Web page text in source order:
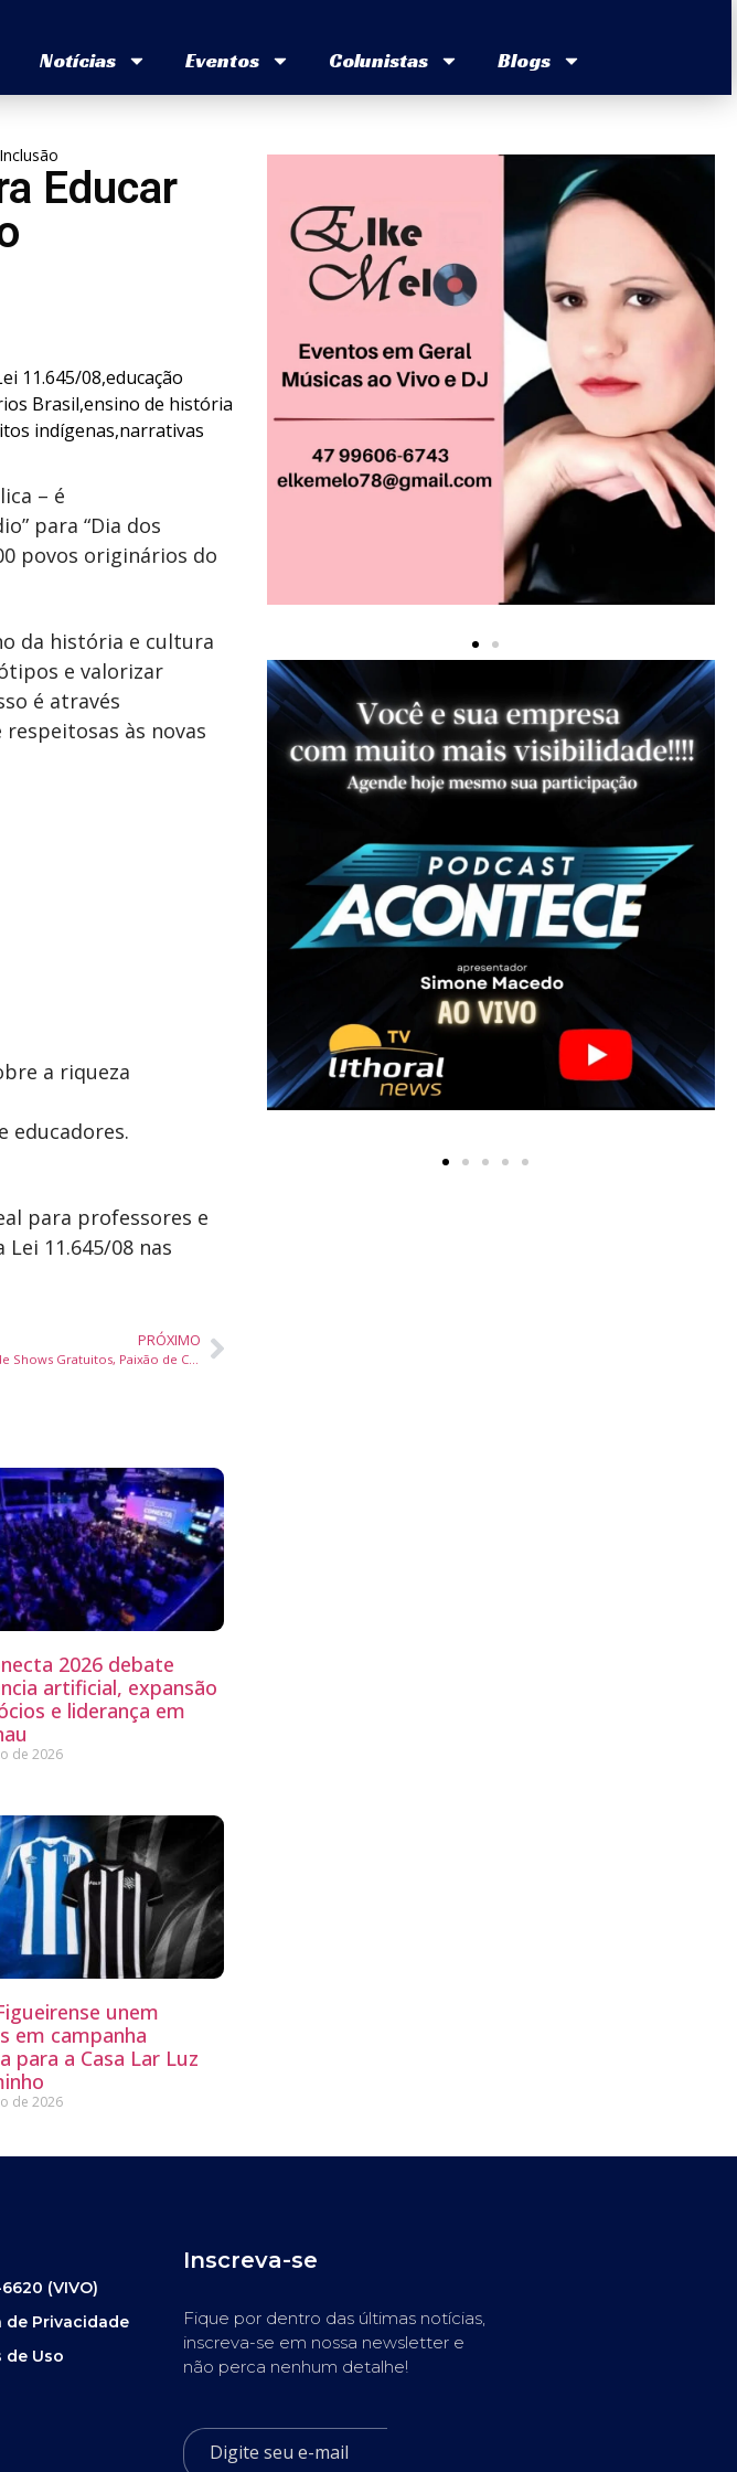
Notícias Eventos Colunistas Blogs
Educar
– é
para “Dia dos
povos originários do
da história e cultura
e valorizar
é através
às novas
a riqueza
educadores.
para professores e
11.645/08 nas
PRÓXIMO
2026 debate
artificial, expansão
e liderança em
de 2026
unem
em campanha
para a Casa Lar Luz
de 2026
(VIVO)
de Privacidade
de Uso
Inscreva-se
Fique por dentro das últimas notícias,
inscreva-se em nossa newsletter e
não perca nenhum detalhe!